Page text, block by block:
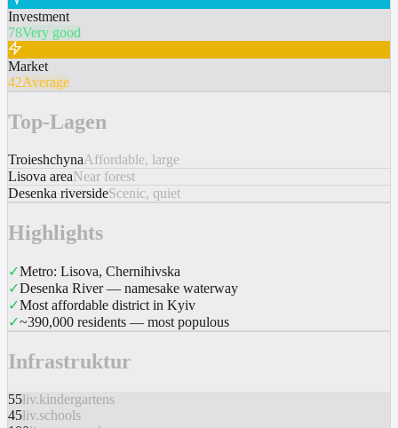
Investment
78Very good
Market
42Average
Top-Lagen
TroieshchynaAffordable, large
Lisova areaNear forest
Desenka riversideScenic, quiet
Highlights
✓Metro: Lisova, Chernihivska
✓Desenka River — namesake waterway
✓Most affordable district in Kyiv
✓~390,000 residents — most populous
Infrastruktur
55liv.kindergartens
45liv.schools